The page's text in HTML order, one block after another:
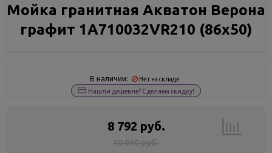
Мойка гранитная Акватон Верона
графит 1A710032VR210 (86х50)
В наличии: Нет на складе
Нашли дешевле? Сделаем скидку!
8 792 руб.